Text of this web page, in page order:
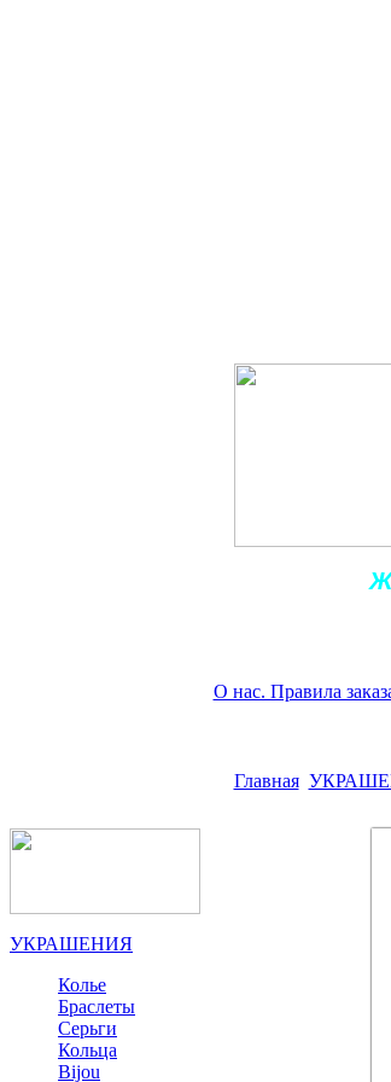
Ж
О нас. Правила
Главная
УКРАШЕНИЯ
Колье
Браслеты
Серьги
Кольца
Bijou